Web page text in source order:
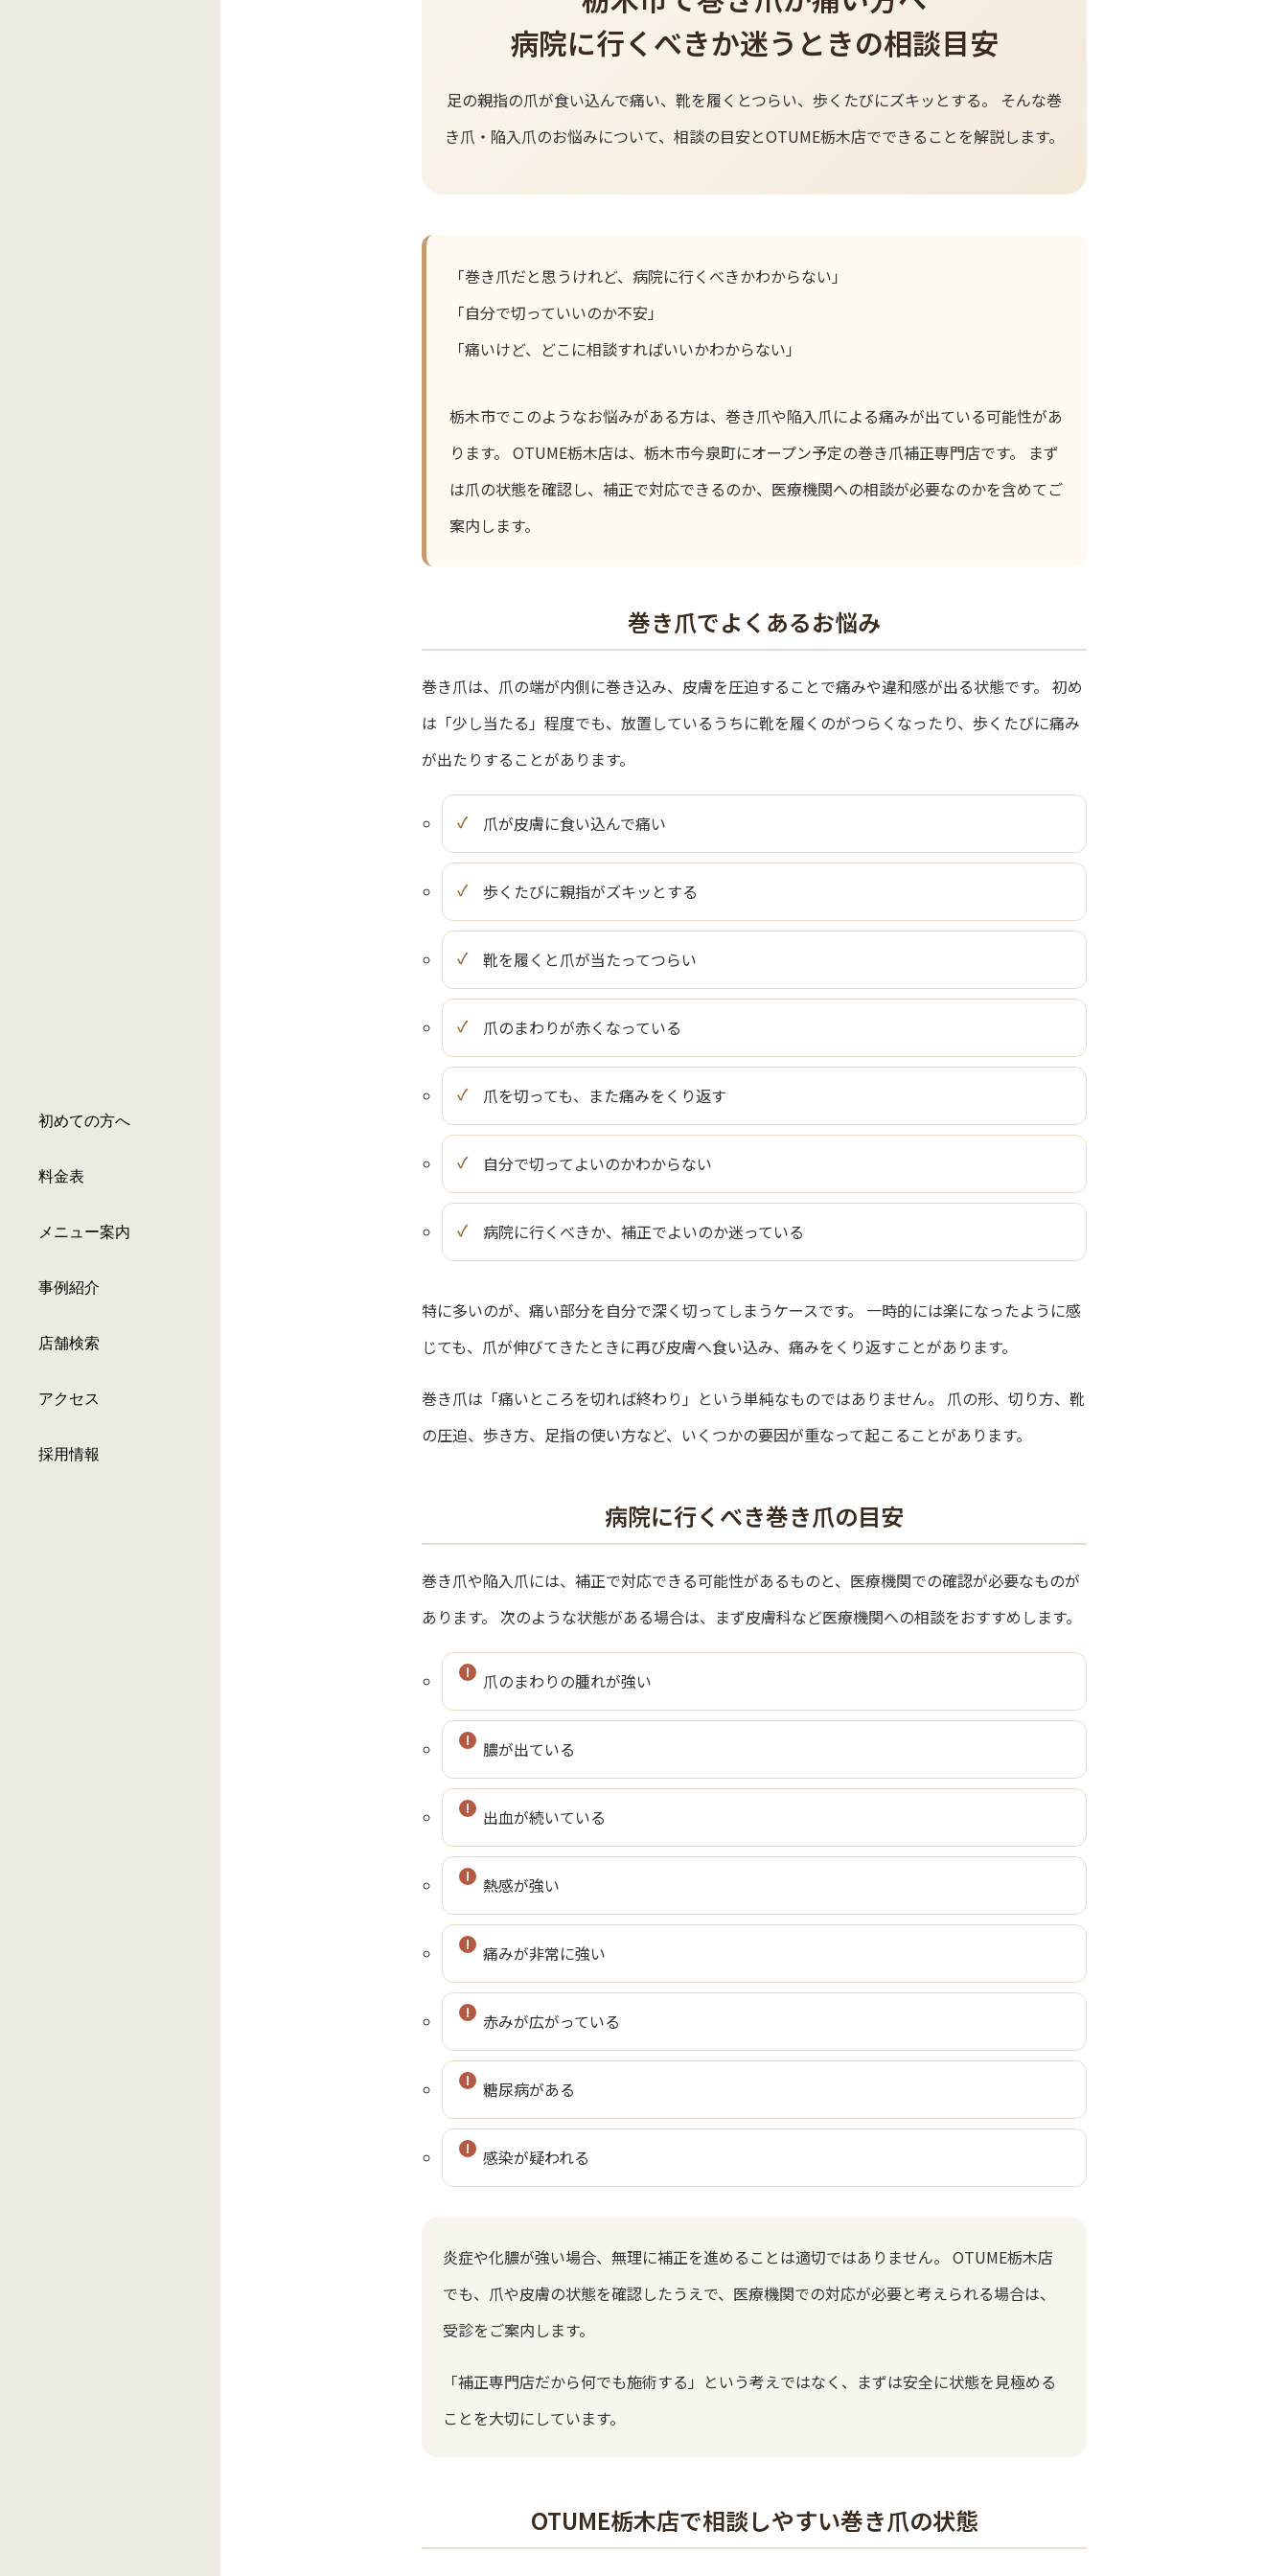
初めての方へ
料金表
メニュー案内
事例紹介
店舗検索
アクセス
採用情報
病院に行くべきか迷うときの相談目安
足の親指の爪が食い込んで痛い、靴を履くとつらい、歩くたびにズキッとする。 そんな巻
き爪・陥入爪のお悩みについて、相談の目安とOTUME栃木店でできることを解説します。
「巻き爪だと思うけれど、病院に行くべきかわからない」
「自分で切っていいのか不安」
「痛いけど、どこに相談すればいいかわからない」
栃木市でこのようなお悩みがある方は、巻き爪や陥入爪による痛みが出ている可能性があ
ります。 OTUME栃木店は、栃木市今泉町にオープン予定の巻き爪補正専門店です。 まず
は爪の状態を確認し、補正で対応できるのか、医療機関への相談が必要なのかを含めてご
案内します。
巻き爪でよくあるお悩み
巻き爪は、爪の端が内側に巻き込み、皮膚を圧迫することで痛みや違和感が出る状態です。 初め
は「少し当たる」程度でも、放置しているうちに靴を履くのがつらくなったり、歩くたびに痛み
が出たりすることがあります。
爪が皮膚に食い込んで痛い
歩くたびに親指がズキッとする
靴を履くと爪が当たってつらい
爪のまわりが赤くなっている
爪を切っても、また痛みをくり返す
自分で切ってよいのかわからない
病院に行くべきか、補正でよいのか迷っている
特に多いのが、痛い部分を自分で深く切ってしまうケースです。 一時的には楽になったように感
じても、爪が伸びてきたときに再び皮膚へ食い込み、痛みをくり返すことがあります。
巻き爪は「痛いところを切れば終わり」という単純なものではありません。 爪の形、切り方、靴
の圧迫、歩き方、足指の使い方など、いくつかの要因が重なって起こることがあります。
病院に行くべき巻き爪の目安
巻き爪や陥入爪には、補正で対応できる可能性があるものと、医療機関での確認が必要なものが
あります。 次のような状態がある場合は、まず皮膚科など医療機関への相談をおすすめします。
爪のまわりの腫れが強い
膿が出ている
出血が続いている
熱感が強い
痛みが非常に強い
赤みが広がっている
糖尿病がある
感染が疑われる
炎症や化膿が強い場合、無理に補正を進めることは適切ではありません。 OTUME栃木店
でも、爪や皮膚の状態を確認したうえで、医療機関での対応が必要と考えられる場合は、
受診をご案内します。
「補正専門店だから何でも施術する」という考えではなく、まずは安全に状態を見極める
ことを大切にしています。
OTUME栃木店で相談しやすい巻き爪の状態